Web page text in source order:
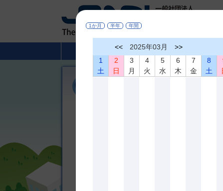
非破壊検査とは
1か月 半年 年間
<< 2025年03月
>>
1
土
2
日
3
月
4
火
5
水
6
木
7
金
8
土